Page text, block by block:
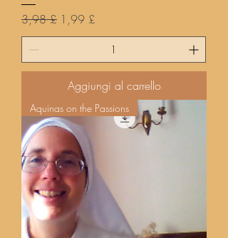
Prezzo regolare
3,98 £ Prezzo scontato
1,99 £
Aggiungi al carrello
Aquinas on the Passions